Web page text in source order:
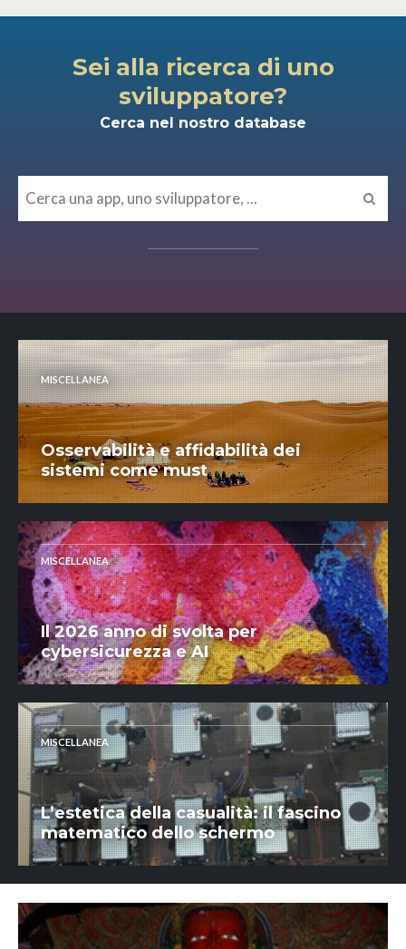
Sei alla ricerca di uno
sviluppatore?
Cerca nel nostro database
MISCELLANEA
Osservabilità e affidabilità dei
sistemi come must
MISCELLANEA
Il 2026 anno di svolta per
cybersicurezza e AI
MISCELLANEA
L’estetica della casualità: il fascino
matematico dello schermo